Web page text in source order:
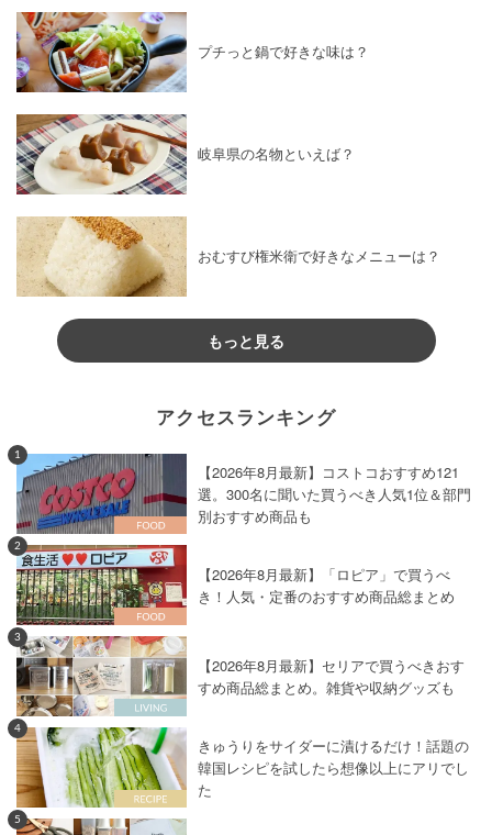
プチっと鍋で好きな味は？
岐阜県の名物といえば？
おむすび権米衛で好きなメニューは？
もっと見る
アクセスランキング
1
【2026年8月最新】コストコおすすめ121
選。300名に聞いた買うべき人気1位＆部門
別おすすめ商品も
2
【2026年8月最新】「ロピア」で買うべ
き！人気・定番のおすすめ商品総まとめ
3
【2026年8月最新】セリアで買うべきおす
すめ商品総まとめ。雑貨や収納グッズも
4
きゅうりをサイダーに漬けるだけ！話題の
韓国レシピを試したら想像以上にアリでし
た
5